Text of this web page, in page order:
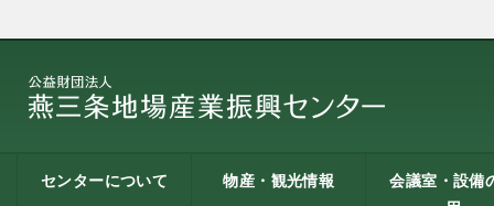
センターについて 物産・観光情報
会議室・設備